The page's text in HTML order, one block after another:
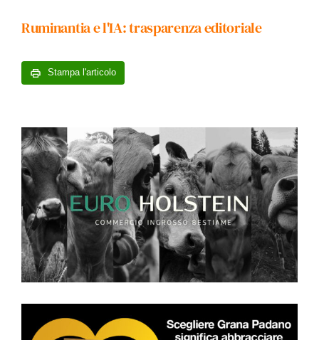
Ruminantia e l'IA: trasparenza editoriale
Stampa l'articolo